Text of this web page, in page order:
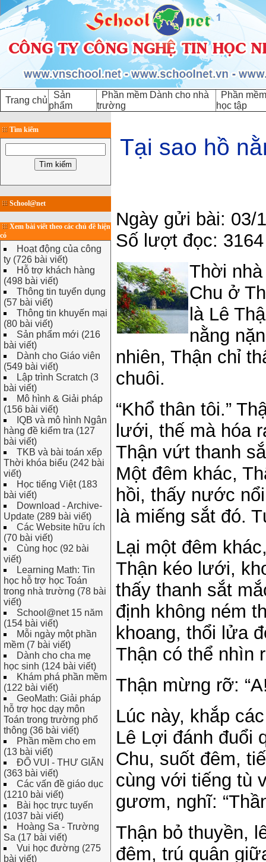
Trang chủ
Sản
phẩm
Phần mềm Dành cho nhà
trường
Phần
học tập
Tìm kiếm
School@net
Xem bài viết theo các chủ đề hiện
có
Hoạt động của công
ty (726 bài viết)
Hỗ trợ khách hàng
(498 bài viết)
Thông tin tuyển dụng
(57 bài viết)
Thông tin khuyến mại
(80 bài viết)
Sản phẩm mới (216
bài viết)
Dành cho Giáo viên
(549 bài viết)
Lập trình Scratch (3
bài viết)
Mô hình & Giải pháp
(156 bài viết)
IQB và mô hình Ngân
hàng đề kiểm tra (127
bài viết)
TKB và bài toán xếp
Thời khóa biểu (242 bài
viết)
Học tiếng Việt (183
bài viết)
Download - Archive-
Update (289 bài viết)
Các Website hữu ích
(70 bài viết)
Cùng học (92 bài
viết)
Learning Math: Tin
học hỗ trợ học Toán
trong nhà trường (78 bài
viết)
School@net 15 năm
(154 bài viết)
Mỗi ngày một phần
mềm (7 bài viết)
Dành cho cha mẹ
học sinh (124 bài viết)
Khám phá phần mềm
(122 bài viết)
GeoMath: Giải pháp
hỗ trợ học dạy môn
Toán trong trường phổ
thông (36 bài viết)
Phần mềm cho em
(13 bài viết)
ĐỐ VUI - THƯ GIÃN
(363 bài viết)
Các vấn đề giáo dục
(1210 bài viết)
Bài học trực tuyến
(1037 bài viết)
Hoàng Sa - Trường
Sa (17 bài viết)
Vui học đường (275
bài viết)
Tại sao hồ
Ngày gửi bài: 03/
Số lượt đọc: 3164
Thời
Chu ở
là Lê
nằng
nhiên, Thận chỉ
chuôi.
“Khổ thân tôi.”
lưới, thế mà hóa
Thận vứt thanh
Một đêm khác,
hồi, thấy nước
là miếng sắt đó.
Lại một đêm
Thận kéo lưới,
thấy thanh sắt
định không ném
khoang, thổi lửa
Thận có thể nhìn
Thận mừng rỡ:
Lúc này, khắp
Lê Lợi đánh đuổi
Chu, suốt đêm,
cùng với tiếng tù
gươm, nghĩ:
Thận bỏ thuyền,
đêm, trú quân